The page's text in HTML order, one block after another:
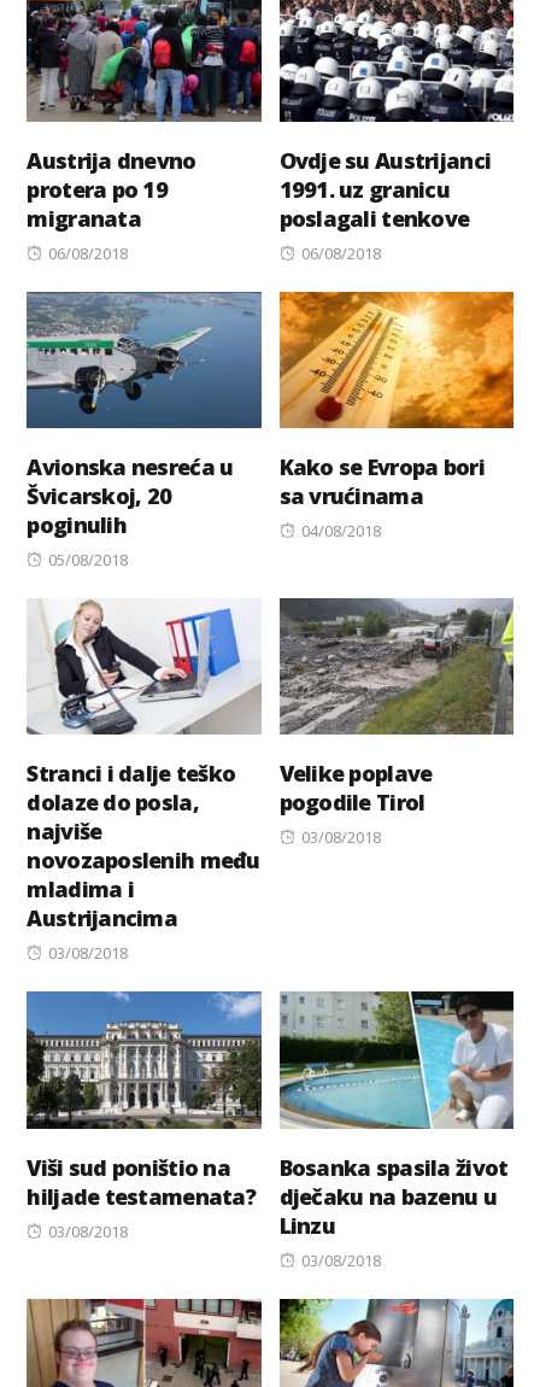
Austrija dnevno
protera po 19
migranata
Posted
06/08/2018
Ovdje su Austrijanci
1991. uz granicu
poslagali tenkove
Posted
06/08/2018
Avionska nesreća u
Švicarskoj, 20
poginulih
Posted
05/08/2018
Kako se Evropa bori
sa vrućinama
Posted
04/08/2018
Stranci i dalje teško
dolaze do posla,
najviše
novozaposlenih među
mladima i
Austrijancima
Posted
03/08/2018
Velike poplave
pogodile Tirol
Posted
03/08/2018
Viši sud poništio na
hiljade testamenata?
Posted
03/08/2018
Bosanka spasila život
dječaku na bazenu u
Linzu
Posted
03/08/2018